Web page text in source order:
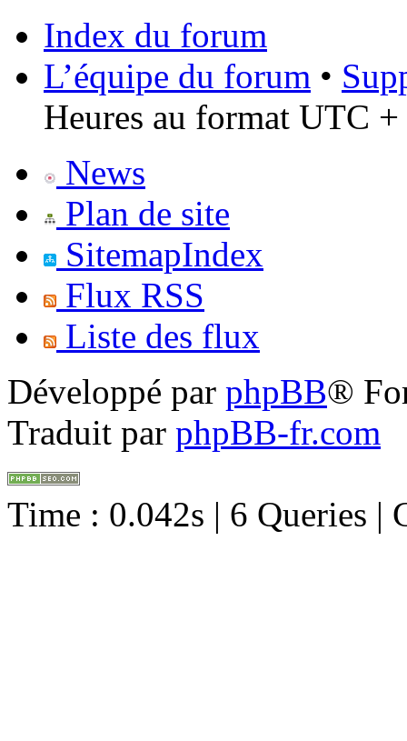
Index du forum
L’équipe du forum •
Heures au format UTC +
News
Plan de site
SitemapIndex
Flux RSS
Liste des flux
Développé par phpBB®
Traduit par phpBB-fr.com
Time : 0.042s | 6 Queries |